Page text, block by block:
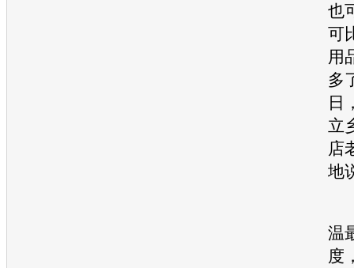
也
可
用
多
日
立
店
地
温
度